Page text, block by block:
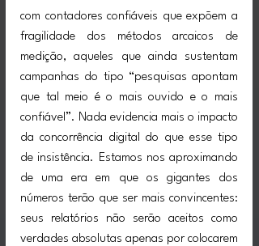
com contadores confiáveis que expõem a
fragilidade dos métodos arcaicos de
medição, aqueles que ainda sustentam
campanhas do tipo “pesquisas apontam
que tal meio é o mais ouvido e o mais
confiável”. Nada evidencia mais o impacto
da concorrência digital do que esse tipo
de insistência. Estamos nos aproximando
de uma era em que os gigantes dos
números terão que ser mais convincentes:
seus relatórios não serão aceitos como
verdades absolutas apenas por colocarem